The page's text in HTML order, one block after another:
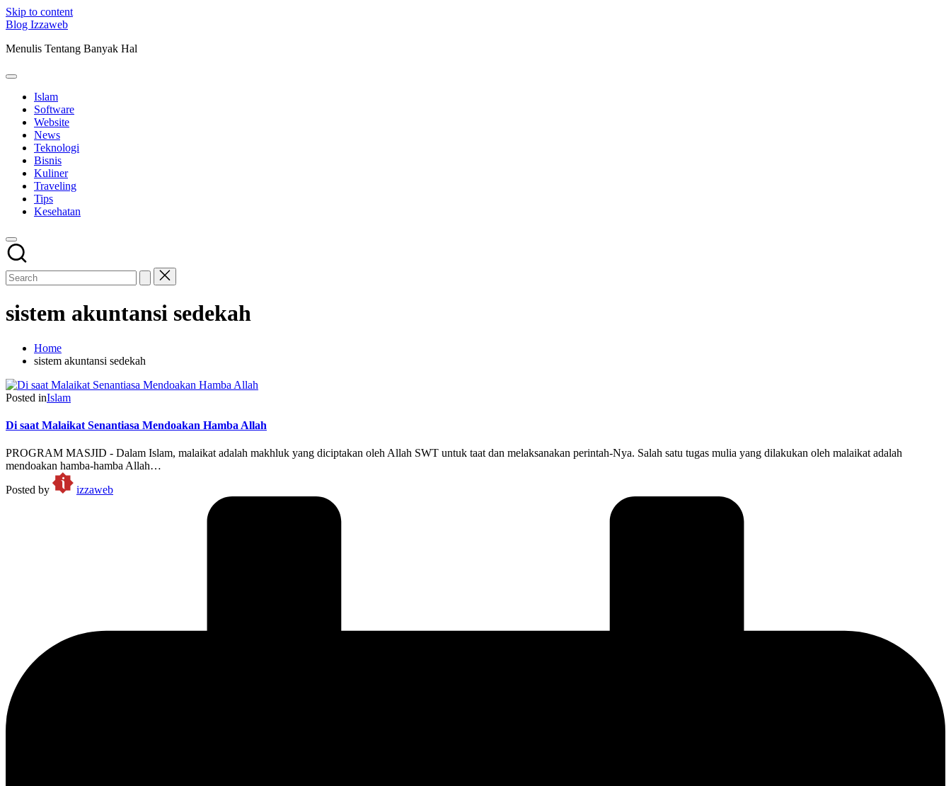
Skip to content
Blog Izzaweb
Menulis Tentang Banyak Hal
Islam
Software
Website
News
Teknologi
Bisnis
Kuliner
Traveling
Tips
Kesehatan
sistem akuntansi sedekah
Home
sistem akuntansi sedekah
Posted inIslam
Di saat Malaikat Senantiasa Mendoakan Hamba Allah
PROGRAM MASJID - Dalam Islam, malaikat adalah makhluk yang diciptakan oleh Allah SWT untuk taat dan melaksanakan perintah-Nya. Salah satu tugas mulia yang dilakukan oleh malaikat adalah
mendoakan hamba-hamba Allah…
Posted by
izzaweb